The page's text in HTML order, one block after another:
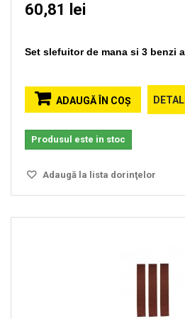
60,81 lei
Set slefuitor de mana si 3 benzi
ADAUGĂ ÎN COŞ DETALII
Produsul este in stoc
Adaugă la lista dorinţelor